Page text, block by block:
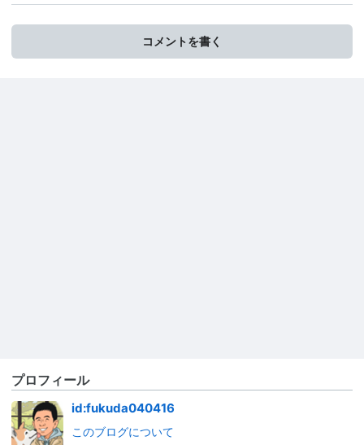
コメントを書く
プロフィール
id:fukuda040416
このブログについて